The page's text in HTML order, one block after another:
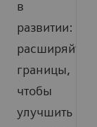
в
развитии:
расширяйте
границы,
чтобы
улучшить